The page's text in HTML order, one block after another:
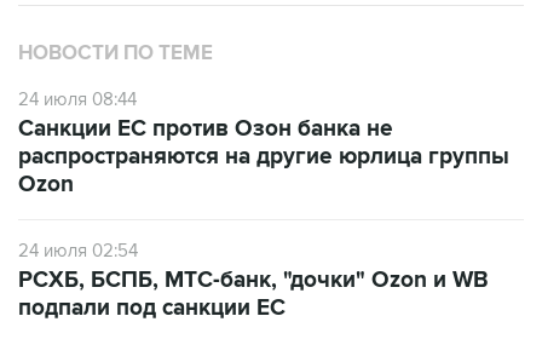
НОВОСТИ ПО ТЕМЕ
24 июля 08:44
Санкции ЕС против Озон банка не
распространяются на другие юрлица группы
Ozon
24 июля 02:54
РСХБ, БСПБ, МТС-банк, "дочки" Ozon и WB
подпали под санкции ЕС